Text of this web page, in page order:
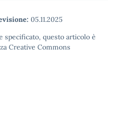
05.11.2025
specificato, questo articolo è
Creative Commons